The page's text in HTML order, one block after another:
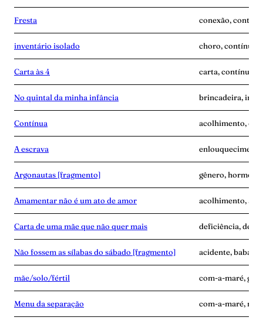
Fresta conexão,
inventário isolado choro, contínua,
Carta às 4 carta, contínua,
No quintal da minha infância brincadeira,
Contínua acolhimento,
A escrava
Argonautas [fragmento] gênero,
Amamentar não é um ato de amor acolhimento,
Carta de uma mãe que não quer mais deficiência,
Não fossem as sílabas do sábado [fragmento] acidente, babás,
mãe/solo/fértil com-a-maré,
Menu da separação com-a-maré,